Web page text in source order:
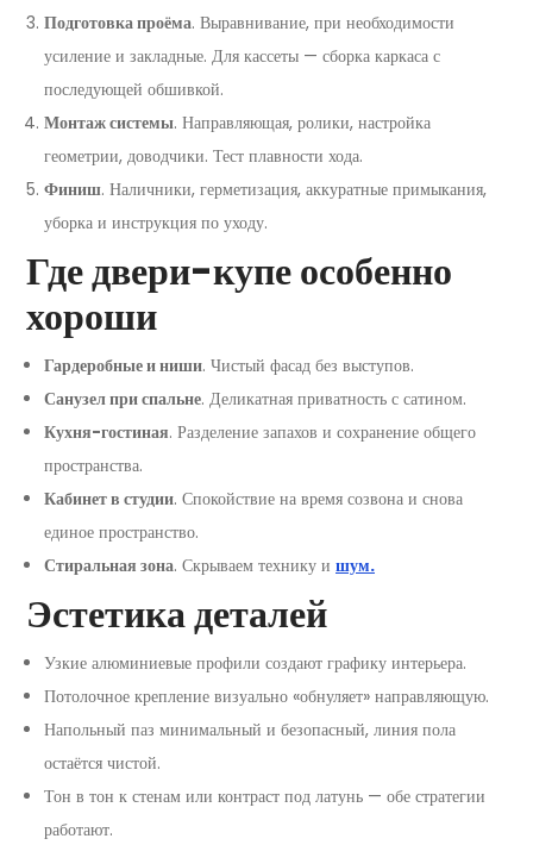
Подготовка проёма. Выравнивание, при необходимости
усиление и закладные. Для кассеты — сборка каркаса с
последующей обшивкой.
Монтаж системы. Направляющая, ролики, настройка
геометрии, доводчики. Тест плавности хода.
Финиш. Наличники, герметизация, аккуратные примыкания,
уборка и инструкция по уходу.
Где двери-купе особенно
хороши
Гардеробные и ниши. Чистый фасад без выступов.
Санузел при спальне. Деликатная приватность с сатином.
Кухня-гостиная. Разделение запахов и сохранение общего
пространства.
Кабинет в студии. Спокойствие на время созвона и снова
единое пространство.
Стиральная зона. Скрываем технику и шум.
Эстетика деталей
Узкие алюминиевые профили создают графику интерьера.
Потолочное крепление визуально «обнуляет» направляющую.
Напольный паз минимальный и безопасный, линия пола
остаётся чистой.
Тон в тон к стенам или контраст под латунь — обе стратегии
работают.